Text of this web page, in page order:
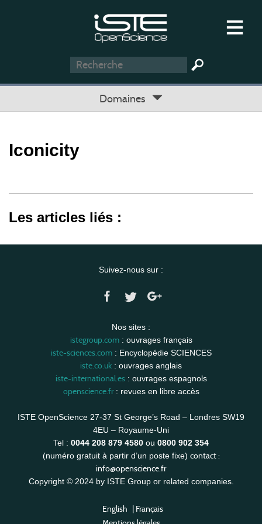
Domaines
Iconicity
Les articles liés :
Suivez-nous sur :
Nos sites :
istegroup.com: ouvrages français
iste-sciences.com: Encyclopédie SCIENCES
iste.co.uk : ouvrages anglais
iste-international.es: ouvrages espagnols
openscience.fr: revues en libre accès
ISTE OpenScience 27-37 St George’s Road – Londres SW19
4EU – Royaume-Uni
Tel : 0044 208 879 4580 ou 0800 902 354
(numéro gratuit à partir d’un poste fixe) contact :
info@openscience.fr
Copyright © 2024 by ISTE Group or related companies.
English | Français